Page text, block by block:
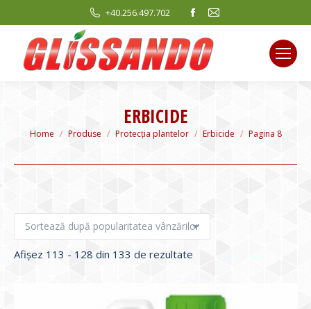
+40.256.497.702
Facebook
opens
in
new
Mail
new
ERBICIDE
You are here:
Home Produse Protecția plantelor Erbicide Pagina 8
Afișez 113 - 128 din 133 de rezultate
medie